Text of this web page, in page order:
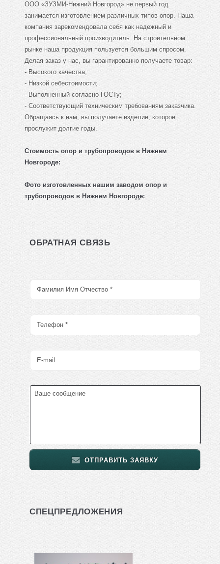
ООО «ЗУЗМИ-Нижний Новгород» не первый год
занимается изготовлением различных типов опор. Наша
компания зарекомендовала себя как надежный и
профессиональный производитель. На строительном
рынке наша продукция пользуется большим спросом.
Делая заказ у нас, вы гарантированно получаете товар:
- Высокого качества;
- Низкой себестоимости;
- Выполненный согласно ГОСТу;
- Соответствующий техническим требованиям заказчика.
Обращаясь к нам, вы получаете изделие, которое
прослужит долгие годы.
Стоимость опор и трубопроводов в Нижнем
Новгороде:
Фото изготовленных нашим заводом опор и
трубопроводов в Нижнем Новгороде:
ОБРАТНАЯ СВЯЗЬ
ОТПРАВИТЬ ЗАЯВКУ
СПЕЦПРЕДЛОЖЕНИЯ